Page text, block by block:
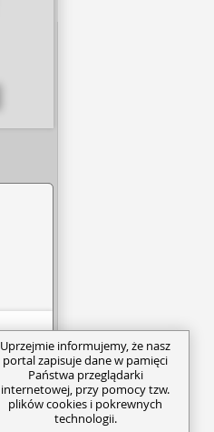
Uprzejmie informujemy, że nasz
portal zapisuje dane w pamięci
Państwa przeglądarki
internetowej, przy pomocy tzw.
plików cookies i pokrewnych
technologii.